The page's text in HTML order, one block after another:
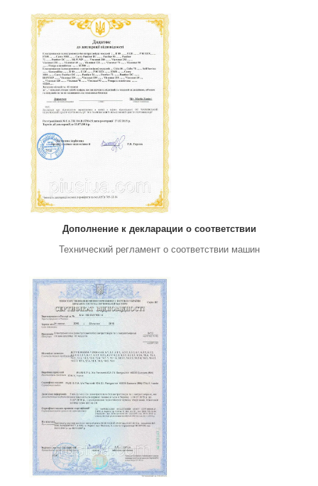
Дополнение к декларации о соответствии
Технический регламент о соответствии машин